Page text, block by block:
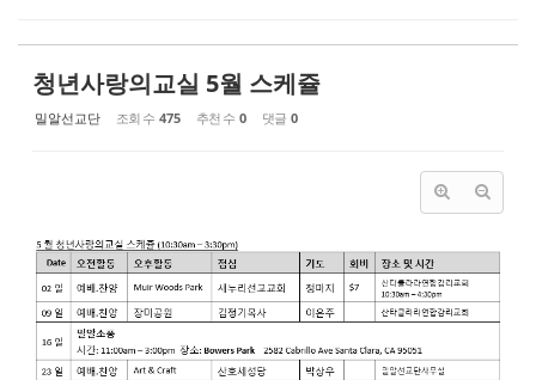
청년사랑의교실 5월 스케쥴
밀알선교단 조회 수 475 추천 수 0 댓글 0